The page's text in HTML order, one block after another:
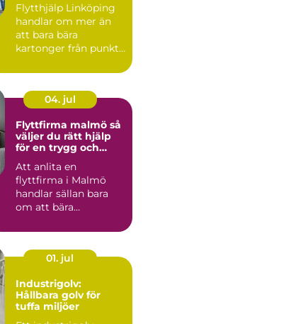
Flytthjälp Linköping
handlar om mer än
att bara bära
kartonger från punkt
04. jul
Flyttfirma malmö så
väljer du rätt hjälp
för en trygg och
Att anlita en
flyttfirma i Malmö
handlar sällan bara
om att bära
A till B. För ...
01. jul
Industrigolv:
Hållbara golv för
tuffa miljöer